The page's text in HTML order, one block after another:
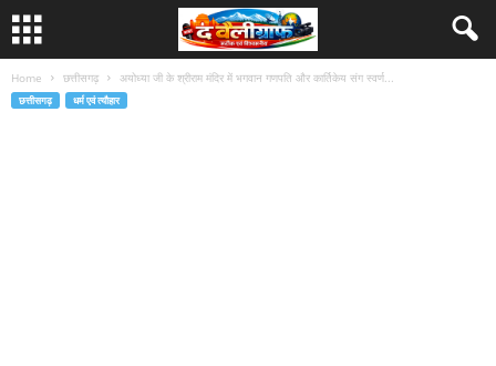
Home छत्तीसगढ़ अयोध्या जी के श्रीराम मंदिर में भगवान गणपति और कार्तिकेय संग स्वर्ण...
छत्तीसगढ़ धर्म एवं त्यौहार